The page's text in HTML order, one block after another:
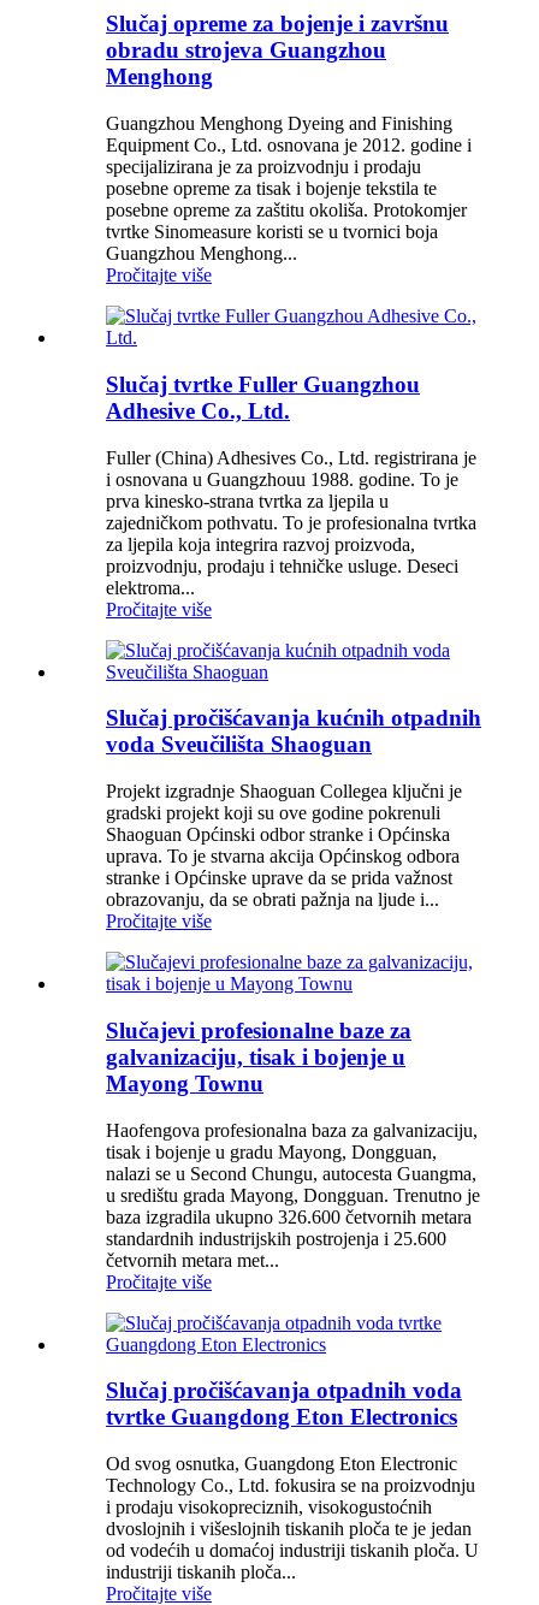
Slučaj opreme za bojenje i završnu
obradu strojeva Guangzhou
Menghong
Guangzhou Menghong Dyeing and Finishing
Equipment Co., Ltd. osnovana je 2012. godine i
specijalizirana je za proizvodnju i prodaju
posebne opreme za tisak i bojenje tekstila te
posebne opreme za zaštitu okoliša. Protokomjer
tvrtke Sinomeasure koristi se u tvornici boja
Guangzhou Menghong...
Pročitajte više
Slučaj tvrtke Fuller Guangzhou
Adhesive Co., Ltd.
Fuller (China) Adhesives Co., Ltd. registrirana je
i osnovana u Guangzhouu 1988. godine. To je
prva kinesko-strana tvrtka za ljepila u
zajedničkom pothvatu. To je profesionalna tvrtka
za ljepila koja integrira razvoj proizvoda,
proizvodnju, prodaju i tehničke usluge. Deseci
elektroma...
Pročitajte više
Slučaj pročišćavanja kućnih otpadnih
voda Sveučilišta Shaoguan
Projekt izgradnje Shaoguan Collegea ključni je
gradski projekt koji su ove godine pokrenuli
Shaoguan Općinski odbor stranke i Općinska
uprava. To je stvarna akcija Općinskog odbora
stranke i Općinske uprave da se prida važnost
obrazovanju, da se obrati pažnja na ljude i...
Pročitajte više
Slučajevi profesionalne baze za
galvanizaciju, tisak i bojenje u
Mayong Townu
Haofengova profesionalna baza za galvanizaciju,
tisak i bojenje u gradu Mayong, Dongguan,
nalazi se u Second Chungu, autocesta Guangma,
u središtu grada Mayong, Dongguan. Trenutno je
baza izgradila ukupno 326.600 četvornih metara
standardnih industrijskih postrojenja i 25.600
četvornih metara met...
Pročitajte više
Slučaj pročišćavanja otpadnih voda
tvrtke Guangdong Eton Electronics
Od svog osnutka, Guangdong Eton Electronic
Technology Co., Ltd. fokusira se na proizvodnju
i prodaju visokopreciznih, visokogustoćnih
dvoslojnih i višeslojnih tiskanih ploča te je jedan
od vodećih u domaćoj industriji tiskanih ploča. U
industriji tiskanih ploča...
Pročitajte više